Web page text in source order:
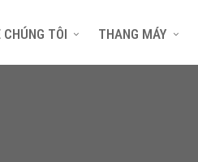
CHÚNG TÔI THANG MÁY